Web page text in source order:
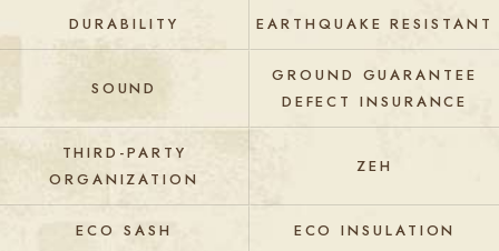
DURABILITY EARTHQUAKE RESISTANT
SOUND
GROUND GUARANTEE
DEFECT INSURANCE
THIRD-PARTY
ORGANIZATION
ZEH
ECO SASH ECO INSULATION